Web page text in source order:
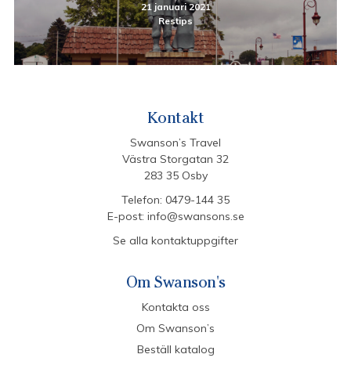
21 januari 2021
Restips
Kontakt
Swanson’s Travel
Västra Storgatan 32
283 35 Osby
Telefon: 0479-144 35
E-post: info@swansons.se
Se alla kontaktuppgifter
Om Swanson's
Kontakta oss
Om Swanson’s
Beställ katalog